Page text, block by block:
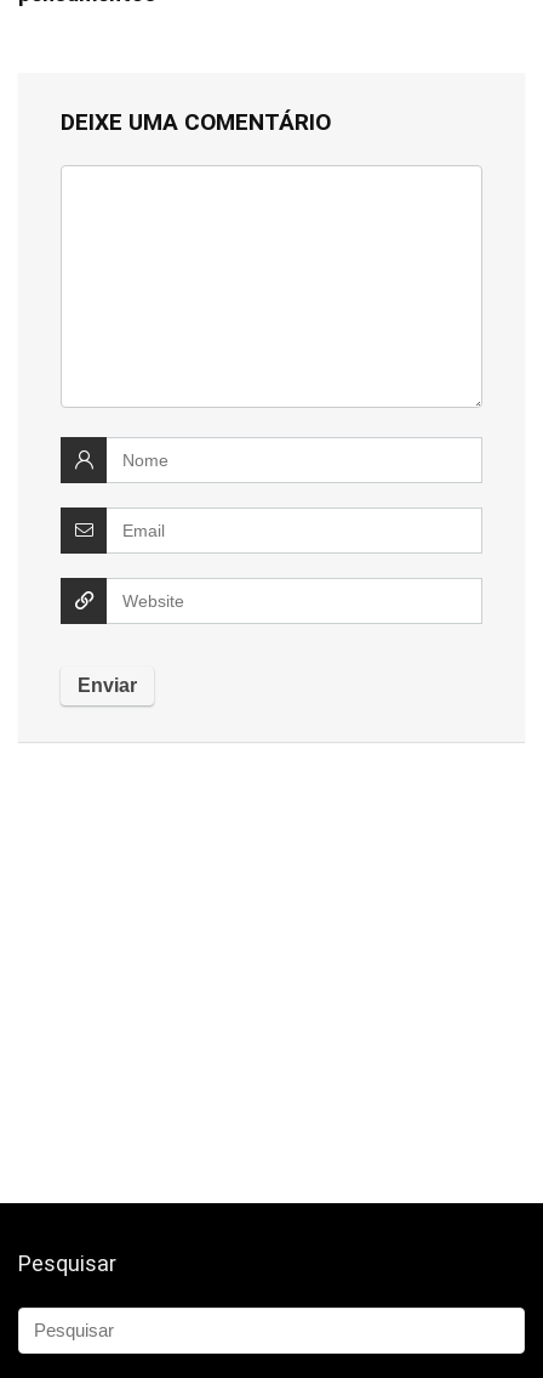
DEIXE UMA COMENTÁRIO
Pesquisar